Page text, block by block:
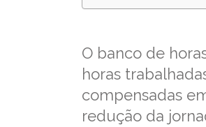
O banco de
horas
compensadas
redução da